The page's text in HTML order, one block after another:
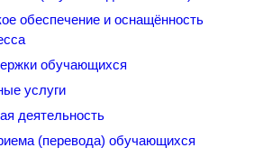
обеспечение и оснащённость
обучающихся
услуги
деятельность
(перевода) обучающихся